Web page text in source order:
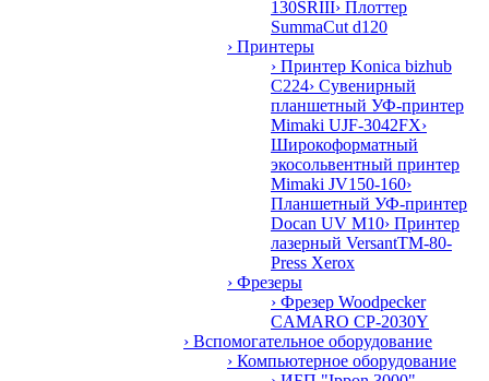
130SRIII› Плоттер
SummaCut d120
› Принтеры
› Принтер Konica bizhub
C224› Сувенирный
планшетный УФ-принтер
Mimaki UJF-3042FX›
Широкоформатный
экосольвентный принтер
Mimaki JV150-160›
Планшетный УФ-принтер
Docan UV M10› Принтер
лазерный VersantTM-80-
Press Xerox
› Фрезеры
› Фрезер Woodpecker
CAMARO CP-2030Y
› Вспомогательное оборудование
› Компьютерное оборудование